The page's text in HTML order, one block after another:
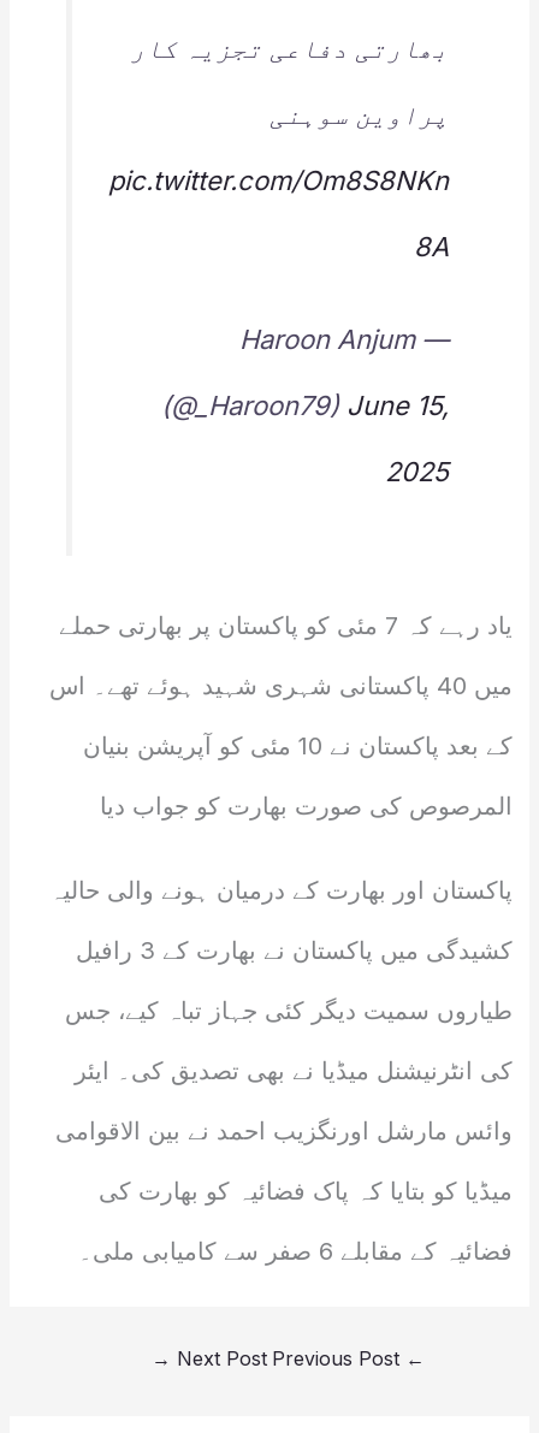
بھارتی دفاعی تجزیہ کار
پراوین سوہنی
pic.twitter.com/Om8S8NKn
8A
— Haroon Anjum
(@_Haroon79) June 15,
2025
یاد رہے کہ 7 مئی کو پاکستان پر بھارتی حملے
میں 40 پاکستانی شہری شہید ہوئے تھے۔ اس
کے بعد پاکستان نے 10 مئی کو آپریشن بنیان
المرصوص کی صورت بھارت کو جواب دیا
پاکستان اور بھارت کے درمیان ہونے والی حالیہ
کشیدگی میں پاکستان نے بھارت کے 3 رافیل
طیاروں سمیت دیگر کئی جہاز تباہ کیے، جس
کی انٹرنیشنل میڈیا نے بھی تصدیق کی۔ ایئر
وائس مارشل اورنگزیب احمد نے بین الاقوامی
میڈیا کو بتایا کہ پاک فضائیہ کو بھارت کی
فضائیہ کے مقابلے 6 صفر سے کامیابی ملی۔
←
Next Post
→